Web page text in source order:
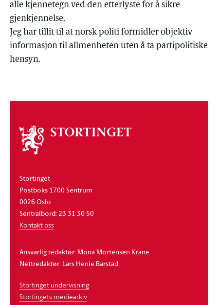
alle kjennetegn ved den etterlyste for å sikre
gjenkjennelse.
Jeg har tillit til at norsk politi formidler objektiv
informasjon til allmenheten uten å ta partipolitiske
hensyn.
Om
stortinget
Stortinget
Postboks 1700 Sentrum
0026 Oslo
Sentralbord: 23 31 30 50
Kontakt oss
Ansvarlig redaktør: Mona Mortensen Krane
Nettredaktør: Lars Henie Barstad
Stortinget undervisning
Stortingets mediearkiv